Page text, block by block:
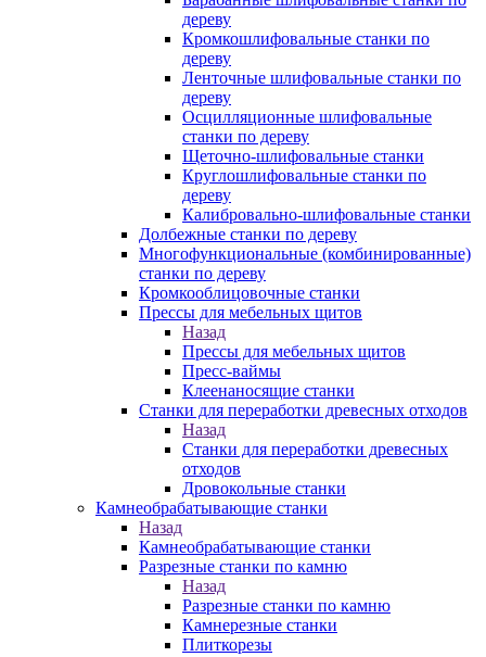
дереву
Кромкошлифовальные станки по
дереву
Ленточные шлифовальные станки по
дереву
Осцилляционные шлифовальные
станки по дереву
Щеточно-шлифовальные станки
Круглошлифовальные станки по
дереву
Калибровально-шлифовальные станки
Долбежные станки по дереву
Многофункциональные (комбинированные)
станки по дереву
Кромкооблицовочные станки
Прессы для мебельных щитов
Назад
Прессы для мебельных щитов
Пресс-ваймы
Клеенаносящие станки
Станки для переработки древесных отходов
Назад
Станки для переработки древесных
отходов
Дровокольные станки
Камнеобрабатывающие станки
Назад
Камнеобрабатывающие станки
Разрезные станки по камню
Назад
Разрезные станки по камню
Камнерезные станки
Плиткорезы